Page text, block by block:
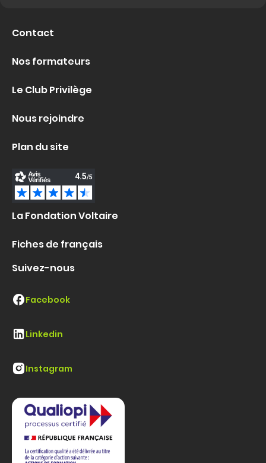
Contact
Nos formateurs
Le Club Privilège
Nous rejoindre
Plan du site
La Fondation Voltaire
Fiches de français
Suivez-nous
Facebook
Linkedin
Instagram